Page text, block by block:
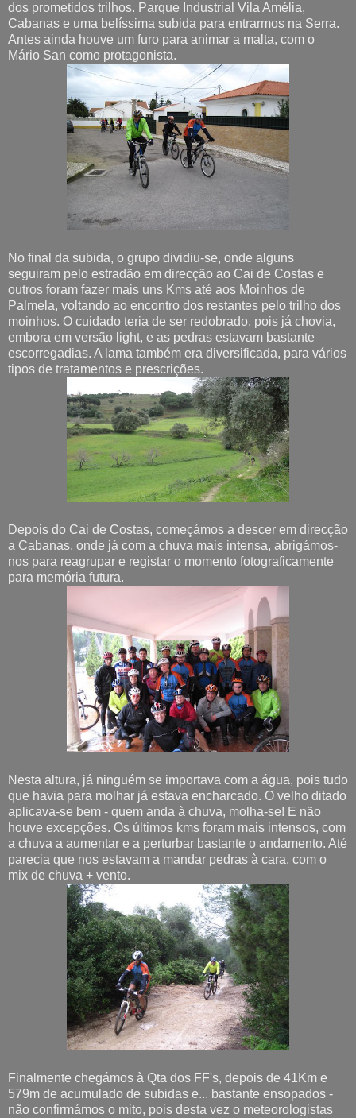
dos prometidos trilhos. Parque Industrial Vila Amélia,
Cabanas e uma belíssima subida para entrarmos na Serra.
Antes ainda houve um furo para animar a malta, com o
Mário San como protagonista.
No final da subida, o grupo dividiu-se, onde alguns
seguiram pelo estradão em direcção ao Cai de Costas e
outros foram fazer mais uns Kms até aos Moinhos de
Palmela, voltando ao encontro dos restantes pelo trilho dos
moinhos. O cuidado teria de ser redobrado, pois já chovia,
embora em versão light, e as pedras estavam bastante
escorregadias. A lama também era diversificada, para vários
tipos de tratamentos e prescrições.
Depois do Cai de Costas, começámos a descer em direcção
a Cabanas, onde já com a chuva mais intensa, abrigámos-
nos para reagrupar e registar o momento fotograficamente
para memória futura.
Nesta altura, já ninguém se importava com a água, pois tudo
que havia para molhar já estava encharcado. O velho ditado
aplicava-se bem - quem anda à chuva, molha-se! E não
houve excepções. Os últimos kms foram mais intensos, com
a chuva a aumentar e a perturbar bastante o andamento. Até
parecia que nos estavam a mandar pedras à cara, com o
mix de chuva + vento.
Finalmente chegámos à Qta dos FF's, depois de 41Km e
579m de acumulado de subidas e... bastante ensopados -
não confirmámos o mito, pois desta vez o meteorologistas